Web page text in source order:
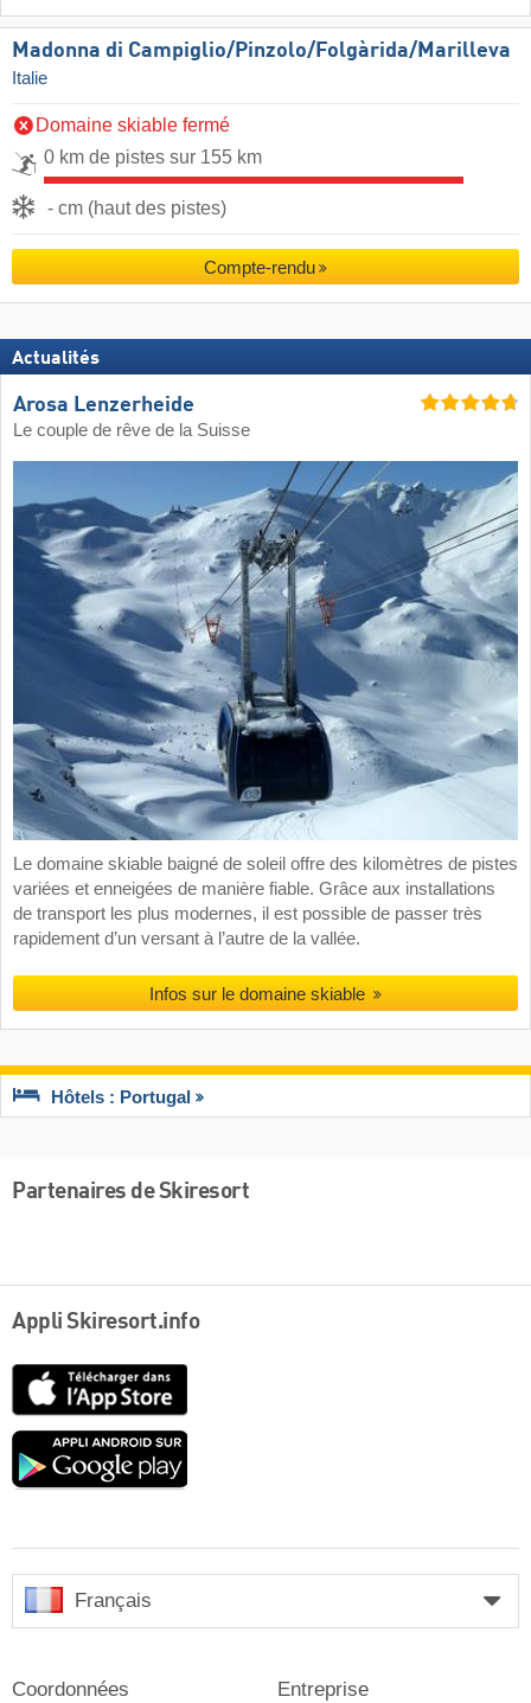
Madonna di Campiglio/​Pinzolo/​Folgàrida/​Marilleva
Italie
Domaine skiable fermé
0 km de pistes sur 155 km
- cm (haut des pistes)
Compte-rendu
Actualités
Arosa Lenzerheide
Le couple de rêve de la Suisse
Le domaine skiable baigné de soleil offre des kilomètres de pistes
variées et enneigées de manière fiable. Grâce aux installations
de transport les plus modernes, il est possible de passer très
rapidement d’un versant à l’autre de la vallée.
Infos sur le domaine skiable
Hôtels : Portugal
Partenaires de Skiresort
Appli Skiresort.info
Google
Français
Coordonnées Entreprise